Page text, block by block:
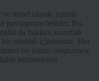
temel olarak, eşlerin
belirler. Bu,
da hakkını korumak
ortaklık içindesiniz. Her
bir bütün oluşturuyor.
bölünmesini